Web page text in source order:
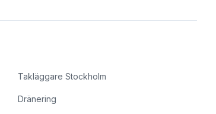
Takläggare Stockholm
Dränering